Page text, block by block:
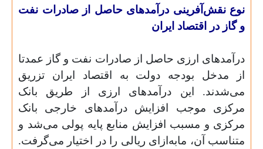
نوع نقش‌آفرینی درآمدهای حاصل از صادرات نفت
و گاز در اقتصاد ایران
درآمدهای ارزی حاصل از صادرات نفت و گاز عمدتا
از مدخل بودجه دولت به اقتصاد ایران تزریق
می‌شدند. این درآمدهای ارزی از طریق بانک
مرکزی موجب افزایش درآمدهای خارجی بانک
مرکزی و مسبب افزایش منابع پایه پولی می‌شد و
متناسب آن، ما‌به‌ازای ریالی را در اختیار می‌گرفت.